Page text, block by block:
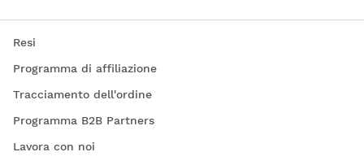
Resi
Programma di affiliazione
Tracciamento dell'ordine
Programma B2B Partners
Lavora con noi